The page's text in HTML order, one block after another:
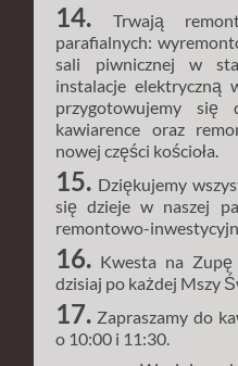
14. Trwają
parafialnych:
sali piwnicznej w
instalacje elektryczną
przygotowujemy się
kawiarence oraz
nowej części kościoła.
15. Dziękujemy
się dzieje w naszej
remontowo-
16. Kwesta na
dzisiaj po każdej Mszy
17. Zapraszamy do
o 10:00 i 11:30.